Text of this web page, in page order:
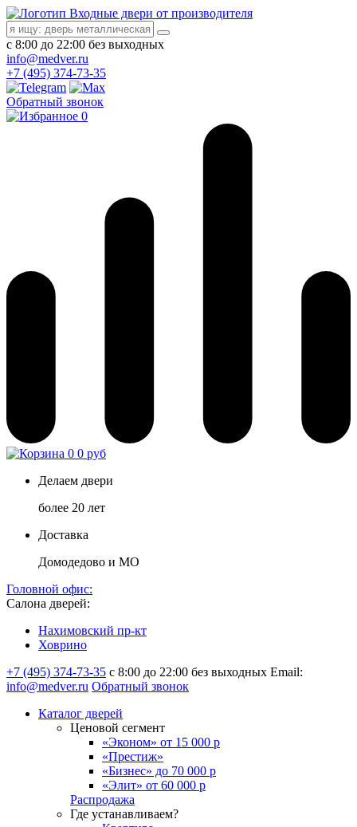
Входные двери от производителя
с 8:00 до 22:00 без выходных
info@medver.ru
+7 (495) 374-73-35
Обратный звонок
0
0 0 руб
Делаем двери
более 20 лет
Доставка
Домодедово и МО
Головной офис:
Салона дверей:
Нахимовский пр-кт
Ховрино
+7 (495) 374-73-35 с 8:00 до 22:00 без выходных Email:
info@medver.ru Обратный звонок
Каталог дверей
Ценовой сегмент
«Эконом» от 15 000 р
«Престиж»
«Бизнес» до 70 000 р
«Элит» от 60 000 р
Распродажа
Где устанавливаем?